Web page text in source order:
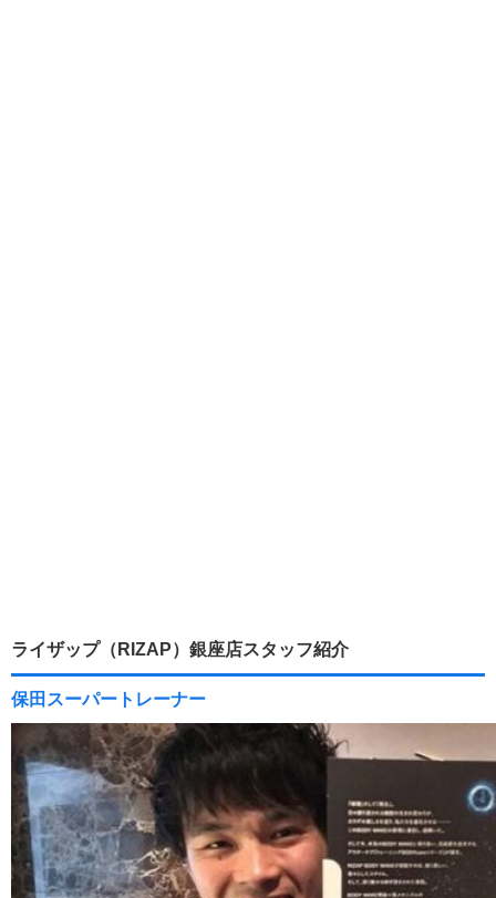
ライザップ（RIZAP）銀座店スタッフ紹介
保田スーパートレーナー